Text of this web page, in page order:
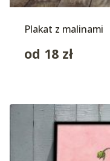
Plakat z malinami
od 18 zł